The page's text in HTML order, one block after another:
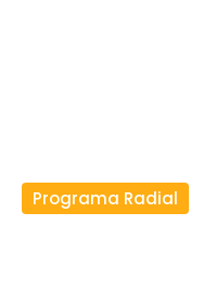
Programa Radial